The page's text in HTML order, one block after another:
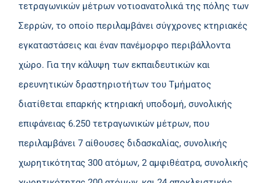
τετραγωνικών μέτρων νοτιοανατολικά της πόλης των
Σερρών, το οποίο περιλαμβάνει σύγχρονες κτηριακές
εγκαταστάσεις και έναν πανέμορφο περιβάλλοντα
χώρο. Για την κάλυψη των εκπαιδευτικών και
ερευνητικών δραστηριοτήτων του Τμήματος
διατίθεται επαρκής κτηριακή υποδομή, συνολικής
επιφάνειας 6.250 τετραγωνικών μέτρων, που
περιλαμβάνει 7 αίθουσες διδασκαλίας, συνολικής
χωρητικότητας 300 ατόμων, 2 αμφιθέατρα, συνολικής